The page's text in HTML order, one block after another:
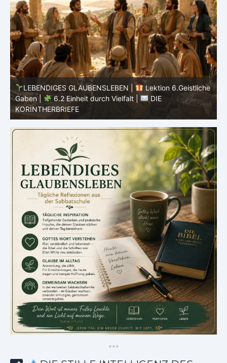
LEBENDIGES GLAUBENSLEBEN |
Lektion 6.Geistliche
Gaben |
6.1 Vielfältige Gaben |
DIE
KORINTHERBRIEFE
***